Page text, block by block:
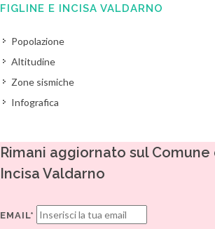
FIGLINE E INCISA VALDARNO
Popolazione
Altitudine
Zone sismiche
Infografica
Rimani aggiornato sul Comune
Incisa Valdarno
EMAIL*